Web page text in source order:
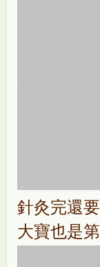
針灸完還
大寶也是